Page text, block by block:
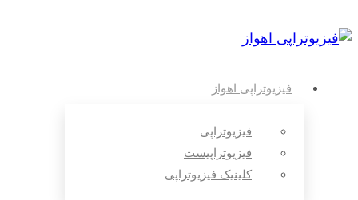
فیزیوتراپی اهواز
فیزیوتراپی
فیزیوتراپیست
کلینیک فیزیوتراپی